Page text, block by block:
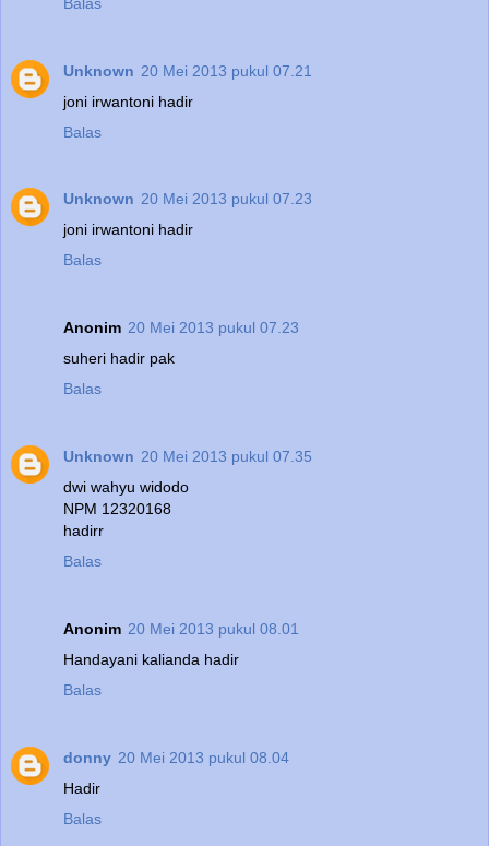
Unknown 20 Mei 2013 pukul 07.21
joni irwantoni hadir
Balas
Unknown 20 Mei 2013 pukul 07.23
joni irwantoni hadir
Balas
Anonim 20 Mei 2013 pukul 07.23
suheri hadir pak
Balas
Unknown 20 Mei 2013 pukul 07.35
dwi wahyu widodo
NPM 12320168
hadirr
Balas
Anonim 20 Mei 2013 pukul 08.01
Handayani kalianda hadir
Balas
donny 20 Mei 2013 pukul 08.04
Hadir
Balas